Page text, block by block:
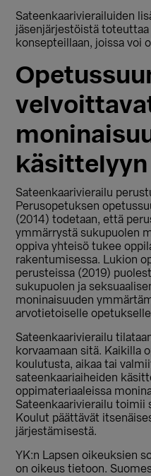
Sateenkaarivierailuiden
jäsenjärjestöistä
konsepteillaan, joissa voi
käsittelyyn
Sateenkaarivierailu
Perusopetuksen
(2014) todetaan, että
ymmärrystä sukupuolen
oppiva yhteisö tukee
rakentumisessa. Lukion
perusteissa (2019)
sukupuolen ja
moninaisuuden
arvotietoiselle
Sateenkaarivierailu
korvaamaan sitä. Kaikilla
koulutusta, aikaa tai
sateenkaariaiheiden
oppimateriaaleissa
Sateenkaarivierailu toimii
Koulut päättävät
järjestämisestä.
YK:n Lapsen oikeuksien
on oikeus tietoon.